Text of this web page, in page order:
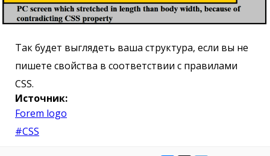
Так будет выглядеть ваша структура, если вы не
пишете свойства в соответствии с правилами
CSS.
Источник:
Forem logo
#CSS